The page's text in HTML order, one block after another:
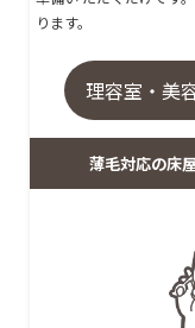
ります。
理容室・美
薄毛対応の床